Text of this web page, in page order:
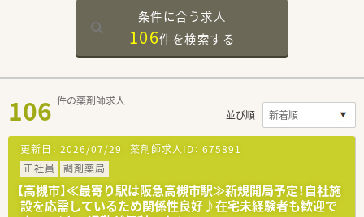
条件に合う求人
106件を検索する
106 件の薬剤師求人
並び順
更新日： 2026/07/29 薬剤師求人ID： 675891
正社員
調剤薬局
【高槻市】≪最寄り駅は阪急高槻市駅≫新規開局予定！自社施
設を応需しているため関係性良好♪在宅未経験者も歓迎で